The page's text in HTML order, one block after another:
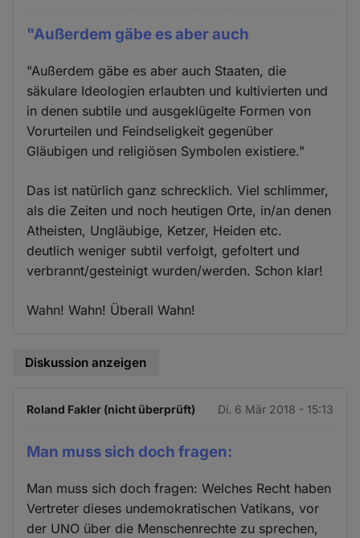
"Außerdem gäbe es aber auch
"Außerdem gäbe es aber auch Staaten, die
säkulare Ideologien erlaubten und kultivierten und
in denen subtile und ausgeklügelte Formen von
Vorurteilen und Feindseligkeit gegenüber
Gläubigen und religiösen Symbolen existiere."
Das ist natürlich ganz schrecklich. Viel schlimmer,
als die Zeiten und noch heutigen Orte, in/an denen
Atheisten, Ungläubige, Ketzer, Heiden etc.
deutlich weniger subtil verfolgt, gefoltert und
verbrannt/gesteinigt wurden/werden. Schon klar!
Wahn! Wahn! Überall Wahn!
Diskussion anzeigen
Roland Fakler (nicht überprüft) Di. 6 Mär 2018 - 15:13
Man muss sich doch fragen:
Man muss sich doch fragen: Welches Recht haben
Vertreter dieses undemokratischen Vatikans, vor
der UNO über die Menschenrechte zu sprechen,